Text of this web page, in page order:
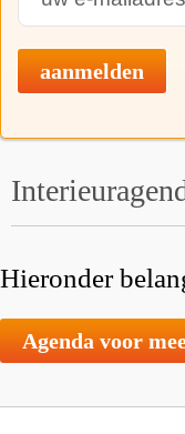
aanmelden
Hieronder
Agenda voor